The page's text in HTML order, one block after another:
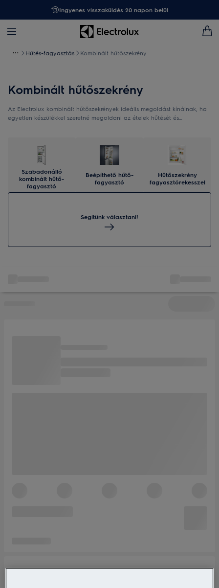
Ingyenes visszaküldés 20 napon belül
Hűtés-fagyasztás Kombinált hűtőszekrény
Kombinált hűtőszekrény
Az Electrolux kombinált hűtőszekrények ideális megoldást kínálnak, ha
egyetlen készülékkel szeretné megoldani az ételek hűtését és
mindennapokat.
Szabadonálló
kombinált hűtő-
fagyasztó
Beépíthető hűtő-
fagyasztó
Hűtőszekrény
fagyasztórekesszel
Segítünk választani!